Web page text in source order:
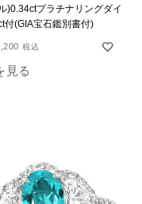
)0.34ctプラチナリングダイ
付(GIA宝石鑑別書付)
税込
見る